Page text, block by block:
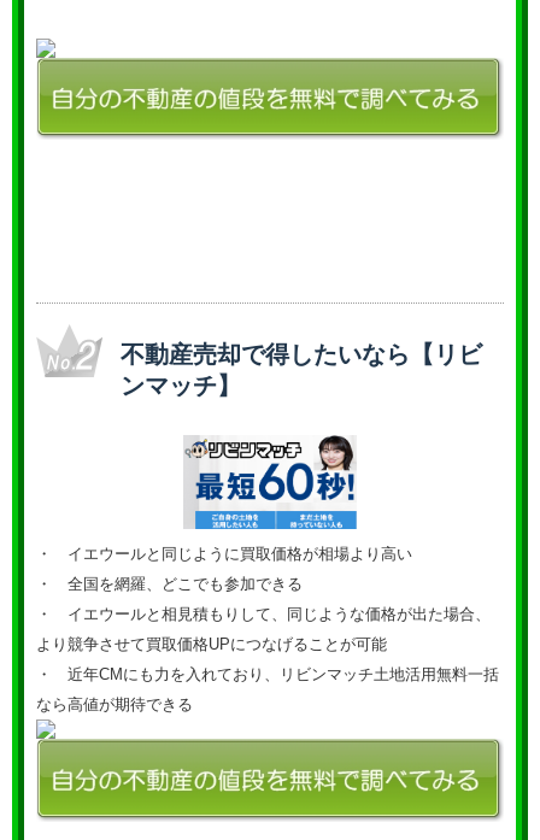
不動産売却で得したいなら【リビ
ンマッチ】
・ イエウールと同じように買取価格が相場より高い
・ 全国を網羅、どこでも参加できる
・ イエウールと相見積もりして、同じような価格が出た場合、
より競争させて買取価格UPにつなげることが可能
・ 近年CMにも力を入れており、リビンマッチ土地活用無料一括
なら高値が期待できる